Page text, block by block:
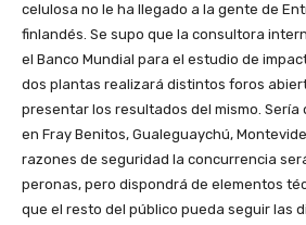
celulosa no le ha llegado a la gente de
finlandés. Se supo que la consultora
el Banco Mundial para el estudio de
dos plantas realizará distintos foros
presentar los resultados del mismo. Sería
en Fray Benitos, Gualeguaychú,
razones de seguridad la concurrencia
peronas, pero dispondrá de elementos
que el resto del público pueda seguir las